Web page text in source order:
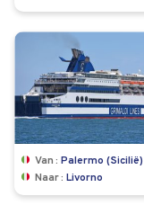
Van
Palermo (Sicilië)
Naar
Livorno